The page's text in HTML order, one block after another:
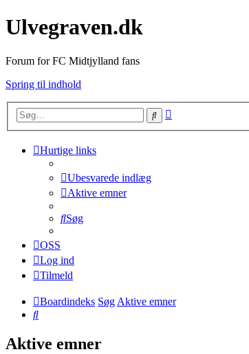
Ulvegraven.dk
Forum for FC Midtjylland fans
Spring til indhold
Søg
Hurtige links
Ubesvarede indlæg
Aktive emner
Søg
OSS
Log ind
Tilmeld
Boardindeks SøgAktive emner
Søg
Aktive emner